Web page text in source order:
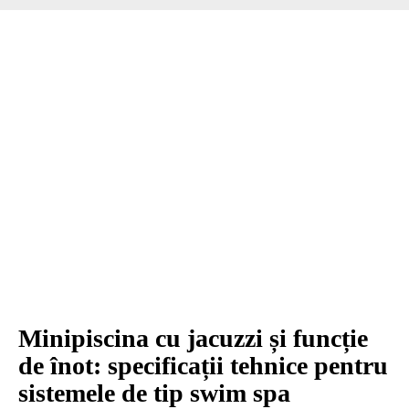
Minipiscina cu jacuzzi și funcție
de înot: specificații tehnice pentru
sistemele de tip swim spa